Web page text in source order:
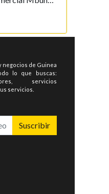
de Guinea
lo que buscas:
servicios
servicios.
Suscribir